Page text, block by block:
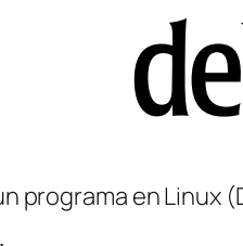
programa en Linux